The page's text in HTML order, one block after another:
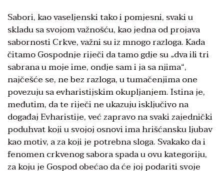
Sabori, kao vaseljenski tako i pomjesni, svaki u
skladu sa svojom važnošću, kao jedna od projava
sabornosti Crkve, važni su iz mnogo razloga. Kada
čitamo Gospodnje riječi da tamo gdje su „dva ili tri
sabrana u moje ime, ondje sam i ja sa njima“,
najčešće se, ne bez razloga, u tumačenjima one
povezuju sa evharistijskim okupljanjem. Istina je,
međutim, da te riječi ne ukazuju isključivo na
događaj Evharistije, već zapravo na svaki zajednički
poduhvat koji u svojoj osnovi ima hrišćansku ljubav
kao motiv, a za koji je potrebna sloga. Svakako da i
fenomen crkvenog sabora spada u ovu kategoriju,
za koju je Gospod obećao da će joj podariti svoje